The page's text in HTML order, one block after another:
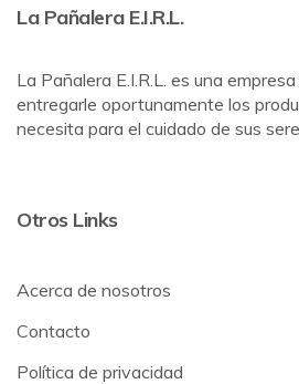
La Pañalera E.I.R.L.
La Pañalera E.I.R.L. es una
entregarle oportunamente los
necesita para el cuidado de sus
Otros Links
Acerca de nosotros
Contacto
Política de privacidad